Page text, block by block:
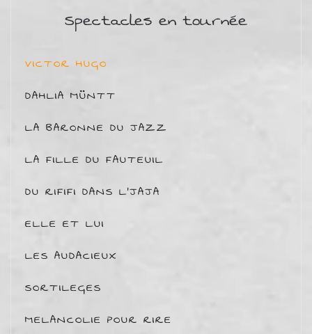
Spectacles en tournée
VICTOR HUGO
DAHLIA MÜNTT
LA BARONNE DU JAZZ
LA FILLE DU FAUTEUIL
DU RIFIFI DANS L'JAJA
ELLE ET LUI
LES AUDACIEUX
SORTILEGES
MELANCOLIE POUR RIRE